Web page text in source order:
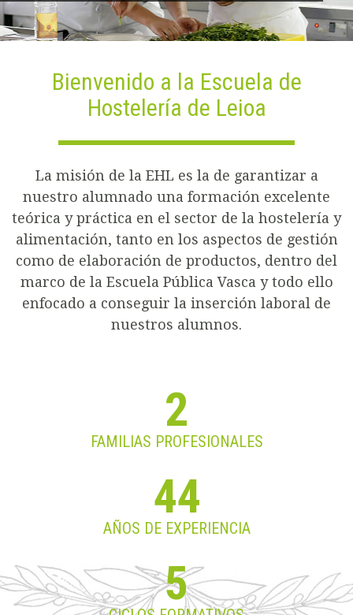
Bienvenido a la Escuela de
Hostelería de Leioa
La misión de la EHL es la de garantizar a
nuestro alumnado una formación excelente
teórica y práctica en el sector de la hostelería y
alimentación, tanto en los aspectos de gestión
como de elaboración de productos, dentro del
marco de la Escuela Pública Vasca y todo ello
enfocado a conseguir la inserción laboral de
nuestros alumnos.
2
FAMILIAS PROFESIONALES
44
AÑOS DE EXPERIENCIA
5